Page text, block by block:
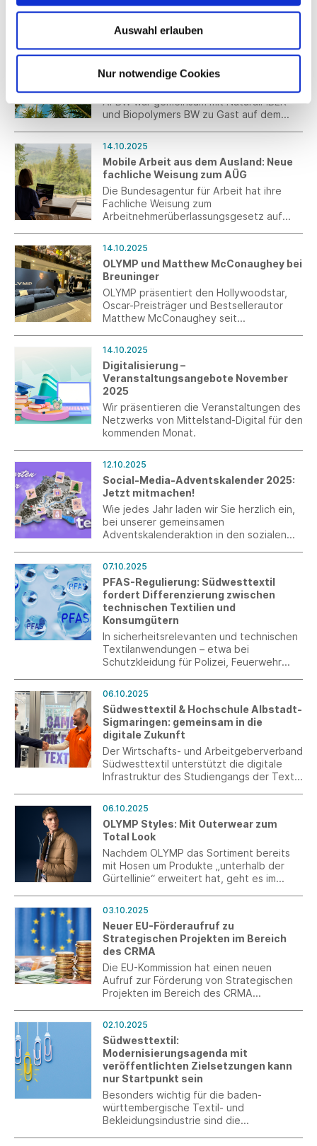
Auswahl erlauben
Nur notwendige Cookies
untersucht den Wandel der
Wertschöpfung seit mehr als zwei Jahren.
Jetzt ist die Umfrage für die aktuelle
Ausgabe gestartet. Ergebnisse werden
veröffentlicht.
Ab ins Hanffeld: Alles Wissenswerte
zum Faserhanf
Die Allianz Faserbasierte Werkstoffe
AFBW war gemeinsam mit NaturalFIBER
und Biopolymers BW zu Gast auf dem
Hohenheim.
14.10.2025
Mobile Arbeit aus dem Ausland: Neue
fachliche Weisung zum AÜG
Die Bundesagentur für Arbeit hat ihre
Fachliche Weisung zum
Arbeitnehmerüberlassungsgesetz auf
insbesondere die Auffassung zu mobiler
Arbeit ausschließlich aus dem Ausland
korrigiert.
14.10.2025
OLYMP und Matthew McConaughey bei
Breuninger
OLYMP präsentiert den Hollywoodstar,
Oscar-Preisträger und Bestsellerautor
Matthew McConaughey seit
ihrer Handelspartner im In- und Ausland.
Ein besonders eindrucksvoller Auftritt
konnte nun mit dem Premiumpartner
Breuninger realisiert werden.
14.10.2025
Digitalisierung –
Veranstaltungsangebote November
2025
Wir präsentieren die Veranstaltungen des
Netzwerks von Mittelstand-Digital für den
kommenden Monat.
12.10.2025
Social-Media-Adventskalender 2025:
Jetzt mitmachen!
Wie jedes Jahr laden wir Sie herzlich ein,
bei unserer gemeinsamen
Adventskalenderaktion in den sozialen
dem Motto „Postkarten aus der TEXHUB
WORLD“.
07.10.2025
PFAS-Regulierung: Südwesttextil
fordert Differenzierung zwischen
technischen Textilien und
Konsumgütern
In sicherheitsrelevanten und technischen
Textilanwendungen – etwa bei
Schutzkleidung für Polizei, Feuerwehr
Südwesttextil fordert daher
Ausnahmeregelungen für kritische
Anwendungen sowie angemessene
Übergangsfristen, um die Entwicklung und
Umsetzung sicherer Alternativen zu
ermöglichen.
06.10.2025
Südwesttextil & Hochschule Albstadt-
Sigmaringen: gemeinsam in die
digitale Zukunft
Der Wirtschafts- und Arbeitgeberverband
Südwesttextil unterstützt die digitale
Infrastruktur des Studiengangs der Textil-
einem großzügigen Sponsoring.
06.10.2025
OLYMP Styles: Mit Outerwear zum
Total Look
Nachdem OLYMP das Sortiment bereits
mit Hosen um Produkte „unterhalb der
Gürtellinie“ erweitert hat, geht es im
entwickelt sich der Hemdenanbieter
immer mehr zur Lifestyle-Modemarke.
03.10.2025
Neuer EU-Förderaufruf zu
Strategischen Projekten im Bereich
des CRMA
Die EU-Kommission hat einen neuen
Aufruf zur Förderung von Strategischen
Projekten im Bereich des CRMA
02.10.2025
Südwesttextil:
Modernisierungsagenda mit
veröffentlichten Zielsetzungen kann
nur Startpunkt sein
Besonders wichtig für die baden-
württembergische Textil- und
Bekleidungsindustrie sind die